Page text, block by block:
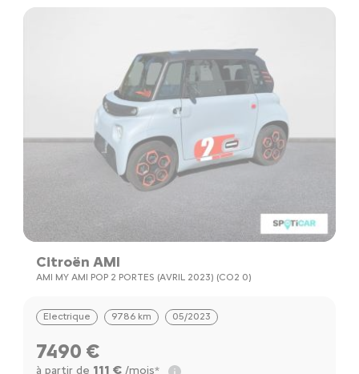
Citroën AMI
AMI MY AMI POP 2 PORTES (AVRIL 2023) (CO2 0)
Electrique 9786 km 05/2023
7490 €
à partir de 111 €/mois*